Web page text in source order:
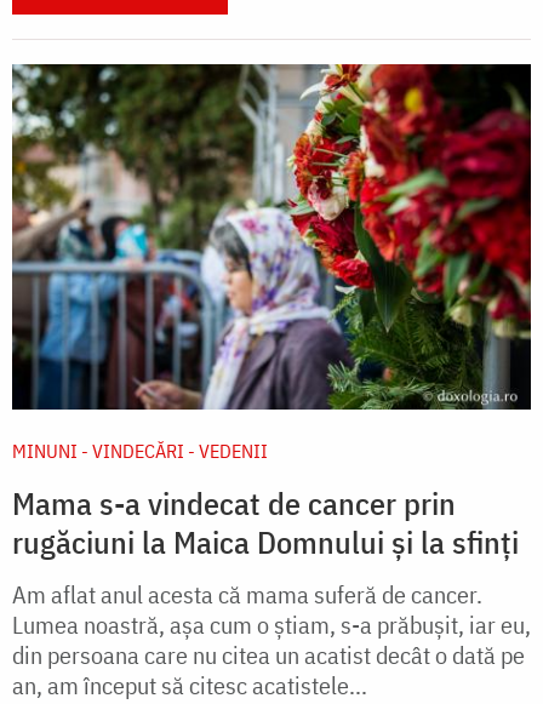
MINUNI - VINDECĂRI - VEDENII
Mama s-a vindecat de cancer prin
rugăciuni la Maica Domnului și la sfinți
Am aflat anul acesta că mama suferă de cancer.
Lumea noastră, așa cum o știam, s-a prăbușit, iar eu,
din persoana care nu citea un acatist decât o dată pe
an, am început să citesc acatistele...